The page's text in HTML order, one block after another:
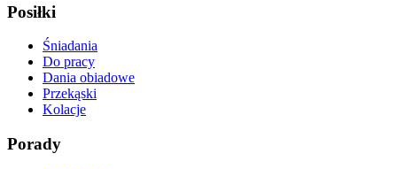
Posiłki
Śniadania
Do pracy
Dania obiadowe
Przekąski
Kolacje
Porady